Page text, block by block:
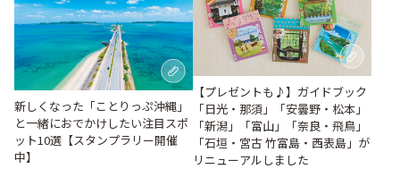
新しくなった「ことりっぷ沖縄」
と一緒におでかけしたい注目スポ
ット10選【スタンプラリー開催
中】
【プレゼントも♪】ガイドブック
「日光・那須」「安曇野・松本」
「新潟」「富山」「奈良・飛鳥」
「石垣・宮古 竹富島・西表島」が
リニューアルしました